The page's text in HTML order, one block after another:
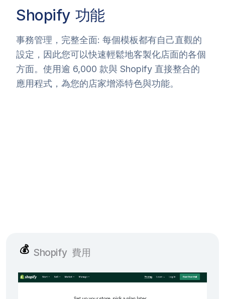
Shopify 功能
事務管理，完整全面: 每個模板都有自己直觀的
設定，因此您可以快速輕鬆地客製化店面的各個
方面。使用逾 6,000 款與 Shopify 直接整合的
應用程式，為您的店家增添特色與功能。
💰 Shopify 費用